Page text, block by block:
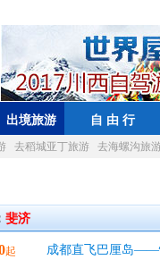
出境旅游 自 由 行
去稻城亚丁旅游 去海螺沟旅
斐济
起 成都直飞巴厘岛——